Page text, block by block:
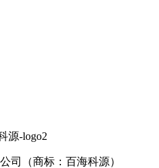
司（商标：百海科源）